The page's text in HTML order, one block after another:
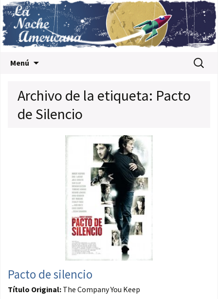
Menú Buscar:
Archivo de la etiqueta: Pacto
de Silencio
Pacto de silencio
Título Original: The Company You Keep